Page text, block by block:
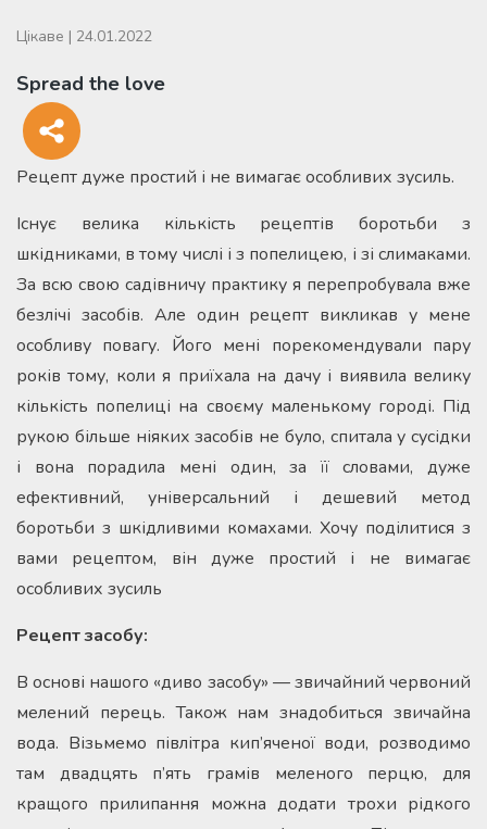
Цікаве | 24.01.2022
Spread the love
Рецепт дуже простий і не вимагає особливих зусиль.
Існує велика кількість рецептів боротьби з
шкідниками, в тому числі і з попелицею, і зі слимаками.
За всю свою садівничу практику я перепробувала вже
безлічі засобів. Але один рецепт викликав у мене
особливу повагу. Його мені порекомендували пару
років тому, коли я приїхала на дачу і виявила велику
кількість попелиці на своєму маленькому городі. Під
рукою більше ніяких засобів не було, спитала у сусідки
і вона порадила мені один, за її словами, дуже
ефективний, універсальний і дешевий метод
боротьби з шкідливими комахами. Хочу поділитися з
вами рецептом, він дуже простий і не вимагає
особливих зусиль
Рецепт засобу:
В основі нашого «диво засобу» — звичайний червоний
мелений перець. Також нам знадобиться звичайна
вода. Візьмемо півлітра кип’яченої води, розводимо
там двадцять п’ять грамів меленого перцю, для
кращого прилипання можна додати трохи рідкого